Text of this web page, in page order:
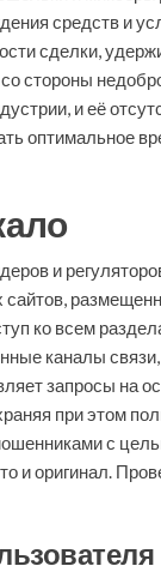
средств и
сделки,
стороны
и её
оптимальное
и
ко всем
каналы
запросы на
при этом
с
и оригинал.